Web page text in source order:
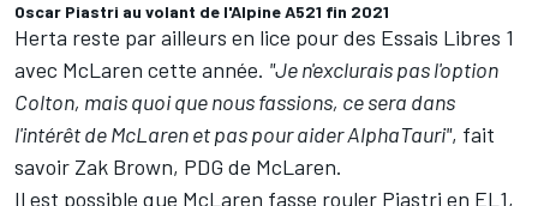
Oscar Piastri au volant de l'Alpine A521 fin 2021
Herta reste par ailleurs en lice pour des Essais Libres 1
avec McLaren cette année. "Je n'exclurais pas l'option
Colton, mais quoi que nous fassions, ce sera dans
l'intérêt de McLaren et pas pour aider AlphaTauri", fait
savoir Zak Brown, PDG de McLaren.
Il est possible que McLaren fasse rouler Piastri en EL1,